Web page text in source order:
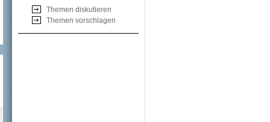
Themen diskutieren
Themen vorschlagen